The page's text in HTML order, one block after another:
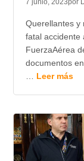
7 junio, 2023por
Querellantes y
fatal accidente
FuerzaAérea
documentos
… Leer más